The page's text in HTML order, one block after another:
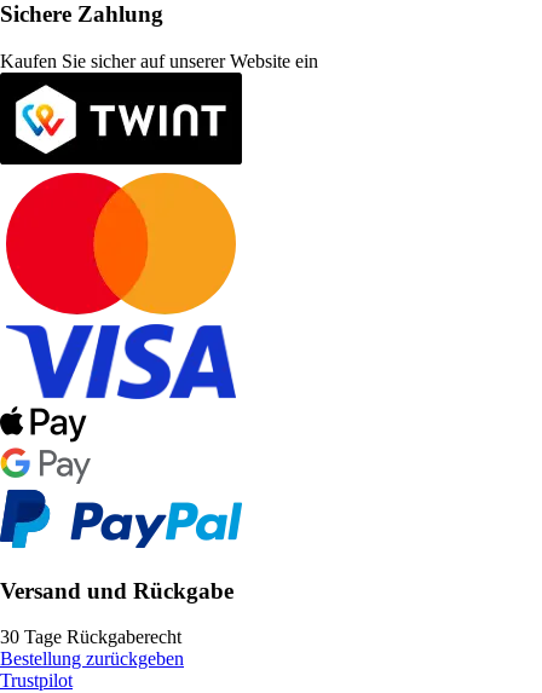
Sichere Zahlung
Kaufen Sie sicher auf unserer Website ein
Versand und Rückgabe
30 Tage Rückgaberecht
Bestellung zurückgeben
Trustpilot